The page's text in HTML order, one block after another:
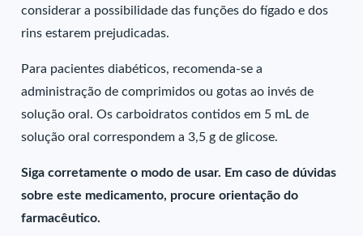
considerar a possibilidade das funções do fígado e dos
rins estarem prejudicadas.
Para pacientes diabéticos, recomenda-se a
administração de comprimidos ou gotas ao invés de
solução oral. Os carboidratos contidos em 5 mL de
solução oral correspondem a 3,5 g de glicose.
Siga corretamente o modo de usar. Em caso de dúvidas
sobre este medicamento, procure orientação do
farmacêutico.